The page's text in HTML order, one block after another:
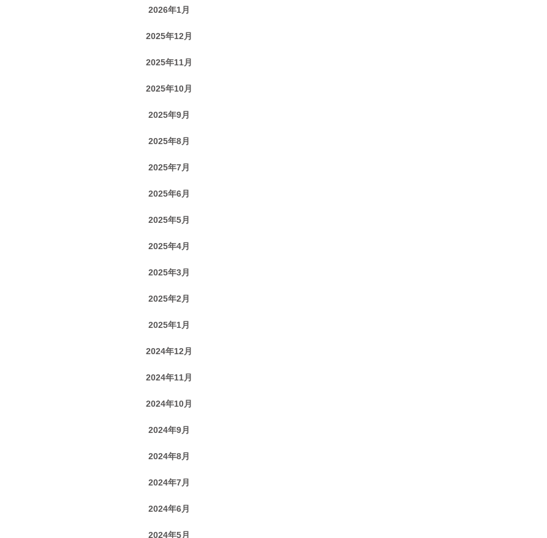
2026年1月
2025年12月
2025年11月
2025年10月
2025年9月
2025年8月
2025年7月
2025年6月
2025年5月
2025年4月
2025年3月
2025年2月
2025年1月
2024年12月
2024年11月
2024年10月
2024年9月
2024年8月
2024年7月
2024年6月
2024年5月